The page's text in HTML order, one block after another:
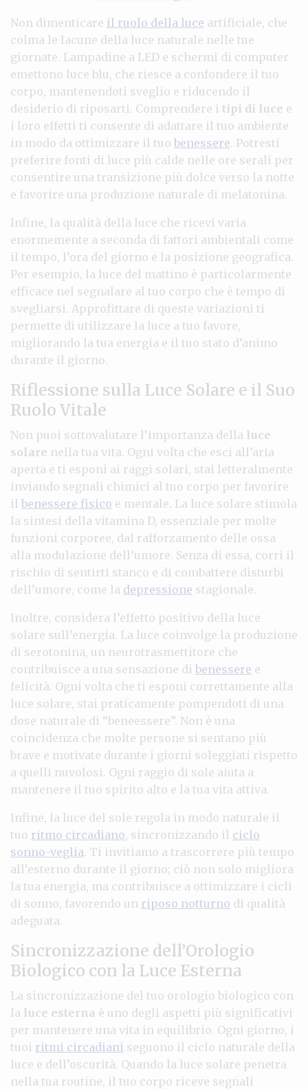
Non dimenticare il ruolo della luce artificiale, che
colma le lacune della luce naturale nelle tue
giornate. Lampadine a LED e schermi di computer
emettono luce blu, che riesce a confondere il tuo
corpo, mantenendoti sveglio e riducendo il
desiderio di riposarti. Comprendere i tipi di luce e
i loro effetti ti consente di adattare il tuo ambiente
in modo da ottimizzare il tuo benessere. Potresti
preferire fonti di luce più calde nelle ore serali per
consentire una transizione più dolce verso la notte
e favorire una produzione naturale di melatonina.
Infine, la qualità della luce che ricevi varia
enormemente a seconda di fattori ambientali come
il tempo, l’ora del giorno e la posizione geografica.
Per esempio, la luce del mattino è particolarmente
efficace nel segnalare al tuo corpo che è tempo di
svegliarsi. Approfittare di queste variazioni ti
permette di utilizzare la luce a tuo favore,
migliorando la tua energia e il tuo stato d’animo
durante il giorno.
Riflessione sulla Luce Solare e il Suo
Ruolo Vitale
Non puoi sottovalutare l’importanza della luce
solare nella tua vita. Ogni volta che esci all’aria
aperta e ti esponi ai raggi solari, stai letteralmente
inviando segnali chimici al tuo corpo per favorire
il benessere fisico e mentale. La luce solare stimola
la sintesi della vitamina D, essenziale per molte
funzioni corporee, dal rafforzamento delle ossa
alla modulazione dell’umore. Senza di essa, corri il
rischio di sentirti stanco e di combattere disturbi
dell’umore, come la depressione stagionale.
Inoltre, considera l’effetto positivo della luce
solare sull’energia. La luce coinvolge la produzione
di serotonina, un neurotrasmettitore che
contribuisce a una sensazione di benessere e
felicità. Ogni volta che ti esponi correttamente alla
luce solare, stai praticamente pompendoti di una
dose naturale di “beneessere”. Non è una
coincidenza che molte persone si sentano più
brave e motivate durante i giorni soleggiati rispetto
a quelli nuvolosi. Ogni raggio di sole aiuta a
mantenere il tuo spirito alto e la tua vita attiva.
Infine, la luce del sole regola in modo naturale il
tuo ritmo circadiano, sincronizzando il ciclo
sonno-veglia. Ti invitiamo a trascorrere più tempo
all’esterno durante il giorno; ciò non solo migliora
la tua energia, ma contribuisce a ottimizzare i cicli
di sonno, favorendo un riposo notturno di qualità
adeguata.
Sincronizzazione dell’Orologio
Biologico con la Luce Esterna
La sincronizzazione del tuo orologio biologico con
la luce esterna è uno degli aspetti più significativi
per mantenere una vita in equilibrio. Ogni giorno, i
tuoi ritmi circadiani seguono il ciclo naturale della
luce e dell’oscurità. Quando la luce solare penetra
nella tua routine, il tuo corpo riceve segnali